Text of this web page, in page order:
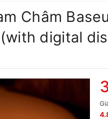
Châm
digital